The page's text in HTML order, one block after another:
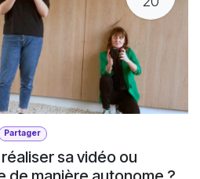
Partager
sa vidéo ou